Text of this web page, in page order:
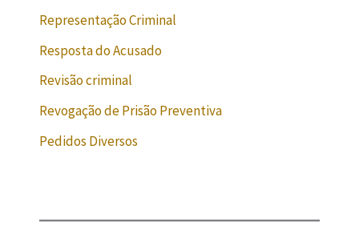
Representação Criminal
Resposta do Acusado
Revisão criminal
Revogação de Prisão Preventiva
Pedidos Diversos